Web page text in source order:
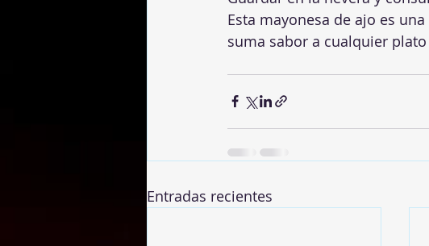
Esta mayonesa de ajo es
suma sabor a cualquier
Entradas recientes